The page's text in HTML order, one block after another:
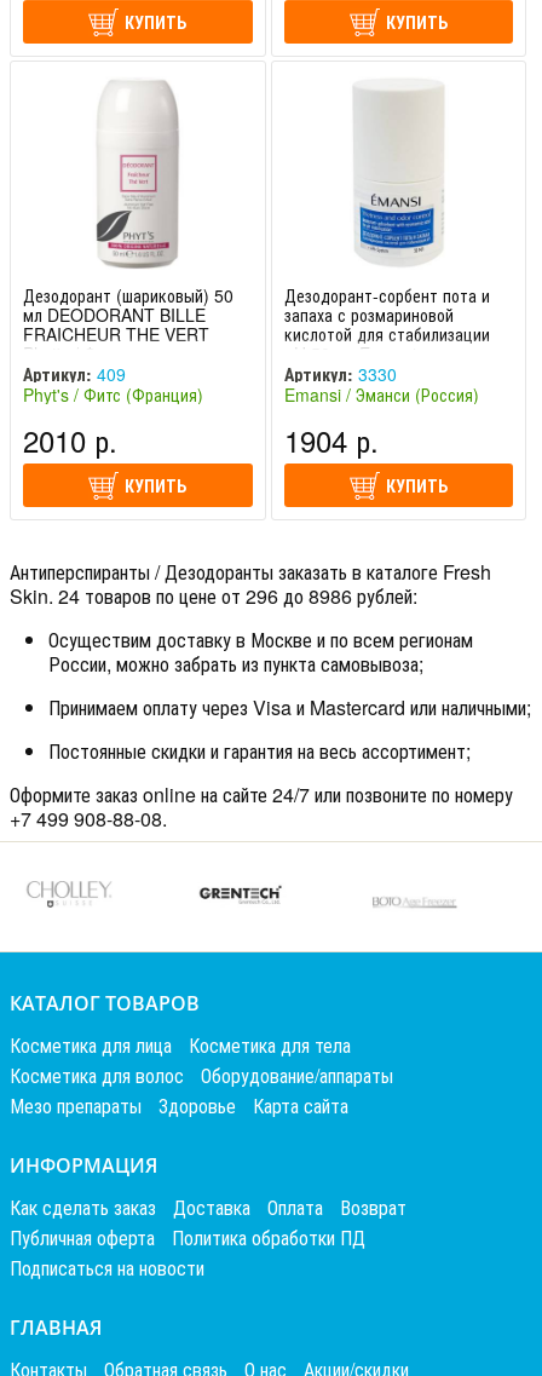
КУПИТЬ КУПИТЬ
Дезодорант (шариковый) 50
мл DEODORANT BILLE
FRAICHEUR THE VERT
Phyt's / Фитс
Артикул: 409
Phyt's / Фитс (Франция)
2010 р.
КУПИТЬ
Дезодорант-сорбент пота и
запаха с розмариновой
кислотой для стабилизации
pH 50 мл Emansi
Артикул: 3330
Emansi / Эманси (Россия)
1904 р.
КУПИТЬ
Антиперспиранты / Дезодоранты заказать в каталоге Fresh
Skin. 24 товаров по цене от 296 до 8986 рублей:
Осуществим доставку в Москве и по всем регионам
России, можно забрать из пункта самовывоза;
Принимаем оплату через Visa и Mastercard или наличными;
Постоянные скидки и гарантия на весь ассортимент;
Оформите заказ online на сайте 24/7 или позвоните по номеру
+7 499 908-88-08.
КАТАЛОГ ТОВАРОВ
Косметика для лица
Косметика для тела
Косметика для волос
Оборудование/аппараты
Мезо препараты
Здоровье Карта сайта
ИНФОРМАЦИЯ
Как сделать заказ Доставка Оплата
Возврат
Публичная оферта
Политика обработки ПД
Подписаться на новости
ГЛАВНАЯ
Контакты Обратная связь О нас Акции/скидки